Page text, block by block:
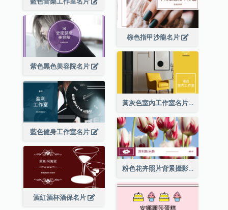
棕色指甲沙龍名片
紫色黑色美容院名片
黃灰色室內工作室名片
藍色健身工作室名片
粉色花卉照片背景攝影師名片
酒紅酒杯酒保名片